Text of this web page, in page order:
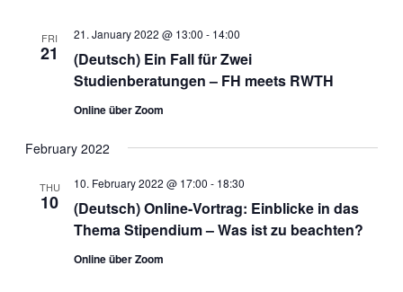
FRI
21
(Deutsch) Ein Fall für Zwei
Studienberatungen – FH meets RWTH
21. January 2022 @ 13:00 - 14:00
Online über Zoom
February 2022
THU
10
(Deutsch) Online-Vortrag: Einblicke in das
Thema Stipendium – Was ist zu beachten?
10. February 2022 @ 17:00 - 18:30
Online über Zoom